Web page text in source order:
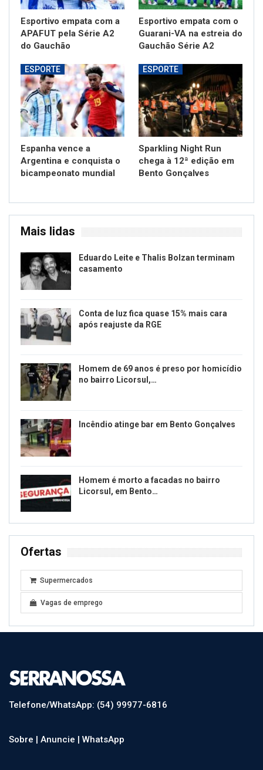
Esportivo empata com a
APAFUT pela Série A2
do Gauchão
Esportivo empata com o
Guarani-VA na estreia do
Gauchão Série A2
ESPORTE
Espanha vence a
Argentina e conquista o
bicampeonato mundial
ESPORTE
Sparkling Night Run
chega à 12ª edição em
Bento Gonçalves
Mais lidas
Eduardo Leite e Thalis Bolzan terminam
casamento
Conta de luz fica quase 15% mais cara
após reajuste da RGE
Homem de 69 anos é preso por homicídio
no bairro Licorsul,…
Incêndio atinge bar em Bento Gonçalves
Homem é morto a facadas no bairro
Licorsul, em Bento…
Ofertas
Supermercados
Vagas de emprego
Telefone/WhatsApp: (54) 99977-6816
Sobre | Anuncie | WhatsApp